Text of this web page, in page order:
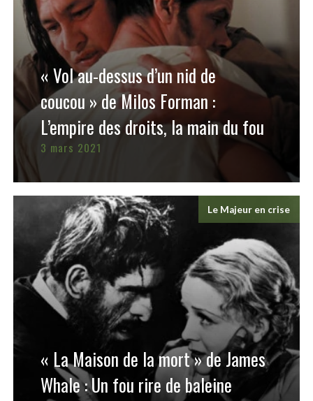
« Vol au-dessus d’un nid de
coucou » de Milos Forman :
L’empire des droits, la main du fou
3 mars 2021
Le Majeur en crise
« La Maison de la mort » de James
Whale : Un fou rire de baleine